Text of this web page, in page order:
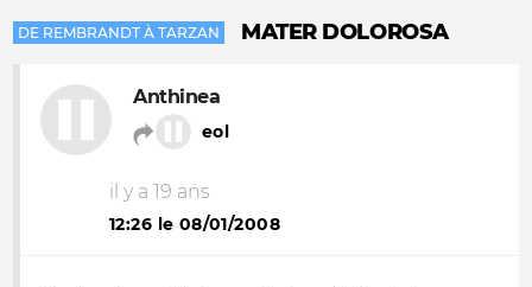
DE REMBRANDT À TARZAN MATER DOLOROSA
Anthinea
eol
il y a 19 ans
12:26 le 08/01/2008